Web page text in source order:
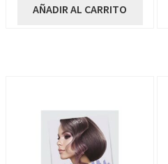
AÑADIR AL CARRITO